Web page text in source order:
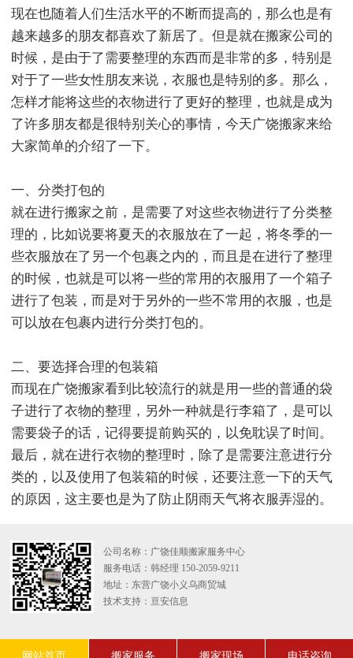
现在也随着人们生活水平的不断而提高的，那么也是有
越来越多的朋友都喜欢了新居了。但是就在搬家公司的
时候，是由于了需要整理的东西而是非常的多，特别是
对于了一些女性朋友来说，衣服也是特别的多。那么，
怎样才能将这些的衣物进行了更好的整理，也就是成为
了许多朋友都是很特别关心的事情，今天广饶搬家来给
大家简单的介绍了一下。
一、分类打包的
就在进行搬家之前，是需要了对这些衣物进行了分类整
理的，比如说要将夏天的衣服放在了一起，将冬季的一
些衣服放在了另一个包裹之内的，而且是在进行了整理
的时候，也就是可以将一些的常用的衣服用了一个箱子
进行了包装，而是对于另外的一些不常用的衣服，也是
可以放在包裹内进行分类打包的。
二、要选择合理的包装箱
而现在广饶搬家看到比较流行的就是用一些的普通的袋
子进行了衣物的整理，另外一种就是行李箱了，是可以
需要袋子的话，记得要提前购买的，以免耽误了时间。
最后，就在进行衣物的整理时，除了是需要注意进行分
类的，以及使用了包装箱的时候，还要注意一下的天气
的原因，这主要也是为了防止阴雨天气将衣服弄湿的。
公司名称：广饶佳顺搬家服务中心
服务电话：韩经理 150-2059-9211
地址：东营广饶小义乌商贸城
技术支持： 亘安信息